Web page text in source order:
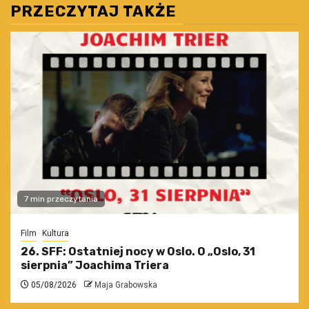
PRZECZYTAJ TAKŻE
7 min przeczytania
Film Kultura
26. SFF: Ostatniej nocy w Oslo. O „Oslo, 31
sierpnia” Joachima Triera
05/08/2026 Maja Grabowska